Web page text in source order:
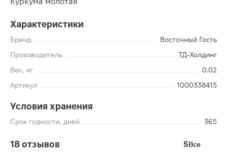
Характеристики
Бренд
Восточный Гость
Производитель
ТД-Холдинг
Вес, кг
0.02
Артикул
1000338415
Условия хранения
Срок годности, дней 365
18 отзывов 5Все